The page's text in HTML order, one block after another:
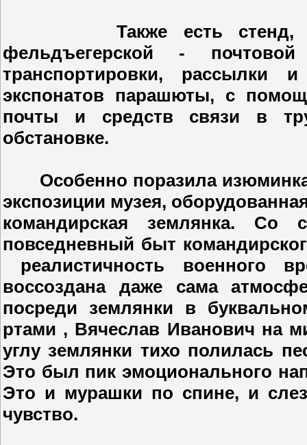
Также есть стенд,
фельдъегерской -
транспортировки, рассылки
экспонатов парашюты, с
почты и средств связи в
обстановке.
Особенно поразила
экспозиции музея,
командирская землянка. Со
повседневный быт
реалистичность военного
воссоздана даже сама
посреди землянки в
ртами , Вячеслав Иванович на
углу землянки тихо полилась
Это был пик эмоционального
Это и мурашки по спине, и
чувство.